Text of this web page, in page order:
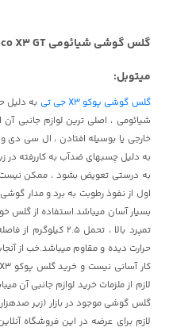
میتوبل:
گلس گوشی پوکو X3 جی تی
به دلیل
شیائومی ، اصلی ترین لوازم جانبی
خارجی یا بوسیله افتادن ، ال سی دی
به دلیل چسبهای ضدآب به کاررفته
به درستی تعویض بشود ، ممکن نیست
اول از نفوذ رطوبت به برد و مدار
بسیار آسان میباشد.استفاده از گلس
حرارت دیده و مقاوم میباشد.خب از
لازم از ملزمات خرید لوازم جانبی آن
گلس گوشی موجود در بازار (زیر
لازم برای عرضه در این فروشگاه